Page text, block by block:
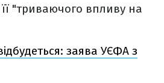
"триваючого впливу на
заява УЄФА з